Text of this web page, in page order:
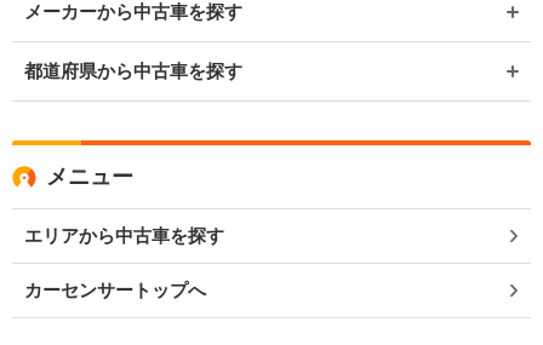
メーカーから中古車を探す
都道府県から中古車を探す
メニュー
エリアから中古車を探す
カーセンサートップへ